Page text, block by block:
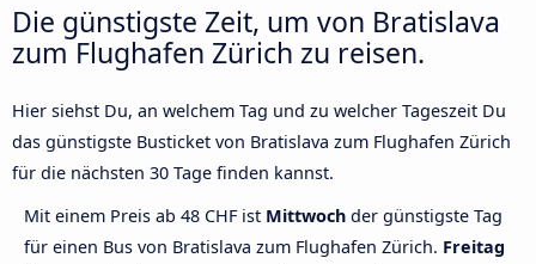
Die günstigste Zeit, um von Bratislava
zum Flughafen Zürich zu reisen.
Hier siehst Du, an welchem Tag und zu welcher Tageszeit Du
das günstigste Busticket von Bratislava zum Flughafen Zürich
für die nächsten 30 Tage finden kannst.
Mit einem Preis ab 48 CHF ist Mittwoch der günstigste Tag
für einen Bus von Bratislava zum Flughafen Zürich. Freitag